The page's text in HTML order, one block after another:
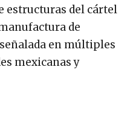
estructuras del cártel
de
en múltiples
mexicanas y